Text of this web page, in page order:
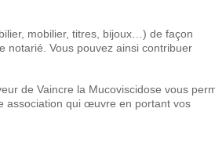
mobilier, titres, bijoux…) de façon
notarié. Vous pouvez ainsi contribuer
de Vaincre la Mucoviscidose vous
association qui œuvre en portant vos